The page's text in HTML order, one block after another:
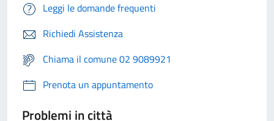
Leggi le domande frequenti
Richiedi Assistenza
Chiama il comune 02 9089921
Prenota un appuntamento
Problemi in città